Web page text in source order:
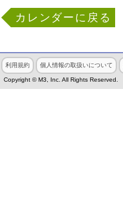
カレンダーに戻る
利用規約 個人情報の取扱いについて
Copyright © M3, Inc. All Rights Reserved.